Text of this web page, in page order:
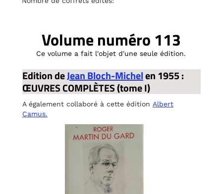
Volume numéro 113
Ce volume a fait l'objet d'une seule édition.
Edition deJean Bloch-Michelen 1955 :
ŒUVRES COMPLÈTES (tome I)
A également collaboré à cette édition Albert
Camus.